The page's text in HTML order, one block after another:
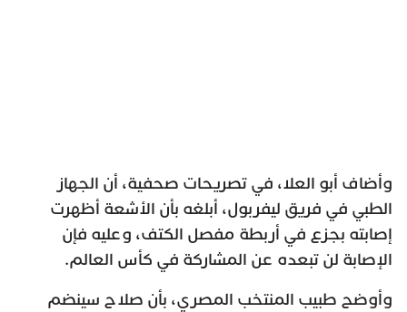
وأضاف أبو العلا، في تصريحات صحفية، أن الجهاز
الطبي في فريق ليفربول، أبلغه بأن الأشعة أظهرت
إصابته بجزع في أربطة مفصل الكتف، وعليه فإن
الإصابة لن تبعده عن المشاركة في كأس العالم.
وأوضح طبيب المنتخب المصري، بأن صلاح سينضم